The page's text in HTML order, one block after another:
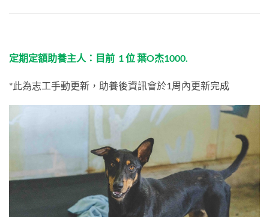
定期定額助養主人：目前 1 位 葉O杰1000.
*此為志工手動更新，助養後資訊會於1周內更新完成